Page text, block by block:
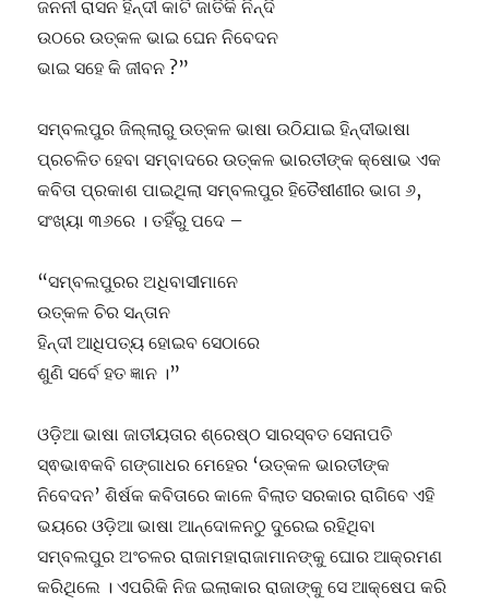
ଜନନୀ ରାସନ ହିନ୍ଦୀ କାଟି ଜାତିକି ନିନ୍ଦି
ଉଠରେ ଉତ୍କଳ ଭାଇ ଘେନ ନିବେଦନ
ଭାଇ ସହେ କି ଜୀବନ ?”
ସମ୍ବଲପୁର ଜିଲ୍ଲାରୁ ଉତ୍କଳ ଭାଷା ଉଠିଯାଇ ହିନ୍ଦୀଭାଷା
ପ୍ରଚଳିତ ହେବା ସମ୍ବାଦରେ ଉତ୍କଳ ଭାରତୀଙ୍କ କ୍ଷୋଭ ଏକ
କବିତା ପ୍ରକାଶ ପାଇଥିଲା ସମ୍ବଲପୁର ହିତୈଷୀଣୀର ଭାଗ ୬,
ସଂଖ୍ୟା ୩୬ରେ । ତହିଁରୁ ପଦେ –
“ସମ୍ବଲପୁରର ଅଧିବାସୀମାନେ
ଉତ୍କଳ ଚିର ସନ୍ତାନ
ହିନ୍ଦୀ ଆଧିପତ୍ୟ ହୋଇବ ସେଠାରେ
ଶୁଣି ସର୍ବେ ହତ ଜ୍ଞାନ ।”
ଓଡ଼ିଆ ଭାଷା ଜାତୀୟତାର ଶ୍ରେଷ୍ଠ ସାରସ୍ବତ ସେନାପତି
ସ୍ଵଭାଵକବି ଗଙ୍ଗାଧର ମେହେର ‘ଉତ୍କଳ ଭାରତୀଙ୍କ
ନିବେଦନ’ ଶିର୍ଷକ କବିତାରେ କାଳେ ବିଲାତ ସରକାର ରାଗିବେ ଏହି
ଭୟରେ ଓଡ଼ିଆ ଭାଷା ଆନ୍ଦୋଳନଠୁ ଦୁରେଇ ରହିଥିବା
ସମ୍ବଲପୁର ଅଂଚଳର ରାଜାମହାରାଜାମାନଙ୍କୁ ଘୋର ଆକ୍ରମଣ
କରିଥିଲେ । ଏପରିକି ନିଜ ଇଲାକାର ରାଜାଙ୍କୁ ସେ ଆକ୍ଷେପ କରି